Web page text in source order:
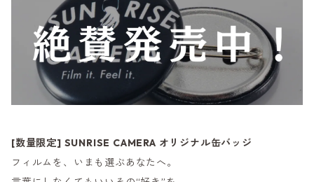
[数量限定] SUNRISE CAMERA オリジナル缶バッジ
フィルムを、いまも選ぶあなたへ。